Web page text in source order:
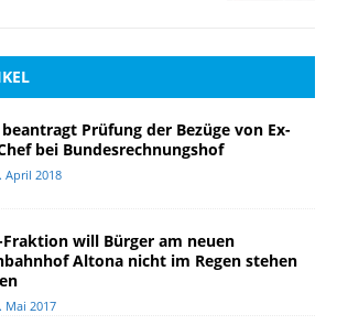
Prüfung der Bezüge von Ex-
bei Bundesrechnungshof
April 2018
Fraktion will Bürger am neuen
Altona nicht im Regen stehen
Mai 2017